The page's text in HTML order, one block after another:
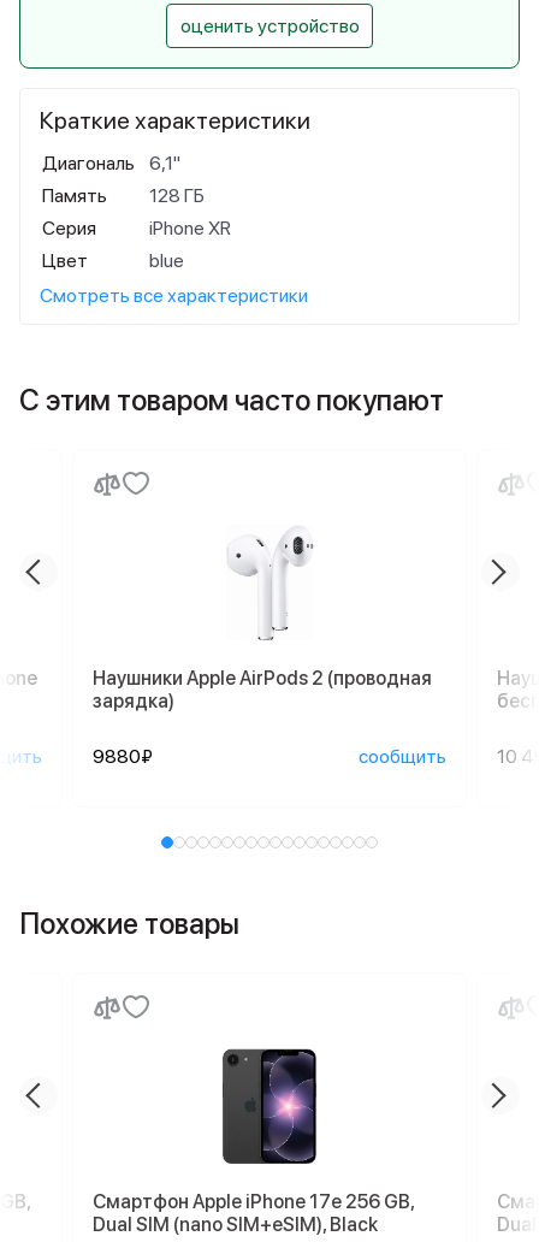
Краткие характеристики
Диагональ
6,1"
Память
128 ГБ
Серия
iPhone XR
Цвет
blue
Смотреть все характеристики
оценить устройство
С этим товаром часто покупают
Наушники Apple AirPods 2 (проводная
зарядка)
9880₽ сообщить 10
Похожие товары
Смартфон Apple iPhone 17e 256 GB,
Dual SIM (nano SIM+eSIM), Black